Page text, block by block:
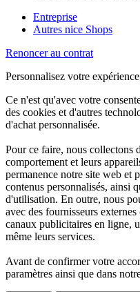
Entreprise
Autres nice Shops
Renoncer au contrat
Personnalisez votre
Ce n'est qu'avec votre
des cookies et d'autres
d'achat personnalisée.
Pour ce faire, nous collectons
comportement et leurs
permanence notre site web et
contenus personnalisés, ainsi
d'utilisation. En outre, nous
avec des fournisseurs
canaux publicitaires en ligne,
même leurs services.
Avant de confirmer votre
paramètres ainsi que dans